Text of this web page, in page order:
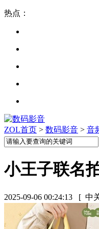
热点：
ZOL首页 > 数码影音 > 音
小王子联名
2025-09-06 00:24:13 [ 中